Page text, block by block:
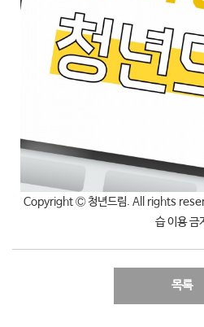
Copyright Ⓒ 청년드림. All rights
습 이용 금
목록